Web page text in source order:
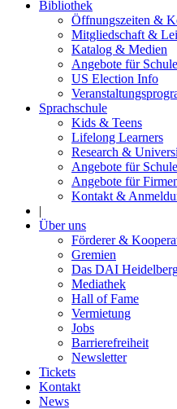
Bibliothek
Öffnungszeiten &
Mitgliedschaft &
Katalog & Medien
Angebote für
US Election Info
Sprachschule
Kids & Teens
Lifelong Learners
Research &
Angebote für
Angebote für
Kontakt &
|
Über uns
Förderer &
Gremien
Das DAI
Mediathek
Hall of Fame
Vermietung
Jobs
Barrierefreiheit
Newsletter
Tickets
Kontakt
News